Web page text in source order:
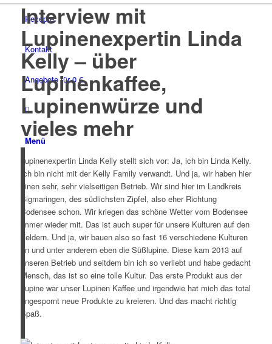
Rezepte
Kontakt
Angebote für 0 €
Menü
Interview mit
Lupinenexpertin Linda
Kelly – über
Lupinenkaffee,
Lupinenwürze und
vieles mehr
Lupinenexpertin Linda Kelly stellt sich vor: Ja, ich bin Linda Kelly.
Ich bin nicht mit der Kelly Family verwandt. Und ja, wir haben hier
einen sehr, sehr vielseitigen Betrieb. Wir sind hier im Landkreis
Sigmaringen, des südlichsten Zipfel, also eher Richtung
Bodensee schon. Wir kriegen das schöne Wetter vom Bodensee
immer wieder mit. Das ist auch super für unsere Kulturen auf den
Feldern. Und ja, wir bauen also so fast 16 verschiedene Kulturen
an und unter anderem eben die Süßlupine. Diese kam 2013 auf
unseren Betrieb und seitdem bin ich so verliebt und habe gedacht
Mensch, das ist so eine tolle Kultur. Das erste Produkt aus der
Lupine war unser Lupinen Kaffee und irgendwie hat mich das total
angespornt neue Produkte zu kreieren. Und das macht richtig
Spaß.